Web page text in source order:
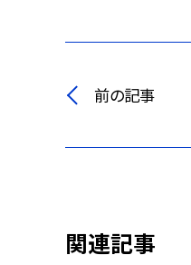
前の記事
関連記事